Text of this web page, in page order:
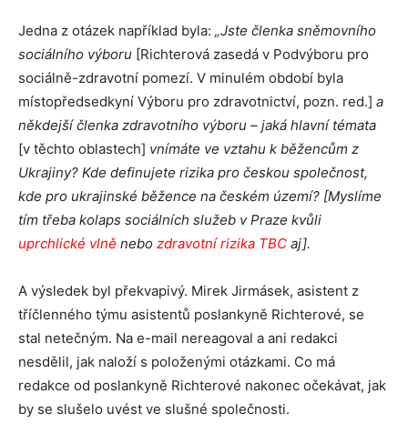
Jedna z otázek například byla: „Jste členka sněmovního
sociálního výboru [Richterová zasedá v Podvýboru pro
sociálně-zdravotní pomezí. V minulém období byla
místopředsedkyní Výboru pro zdravotnictví, pozn. red.] a
někdejší členka zdravotního výboru – jaká hlavní témata
[v těchto oblastech] vnímáte ve vztahu k běžencům z
Ukrajiny? Kde definujete rizika pro českou společnost,
kde pro ukrajinské běžence na českém území? [Myslíme
tím třeba kolaps sociálních služeb v Praze kvůli
uprchlické vlně nebo zdravotní rizika TBC aj].
A výsledek byl překvapivý. Mirek Jirmásek, asistent z
tříčlenného týmu asistentů poslankyně Richterové, se
stal netečným. Na e-mail nereagoval a ani redakci
nesdělil, jak naloží s položenými otázkami. Co má
redakce od poslankyně Richterové nakonec očekávat, jak
by se slušelo uvést ve slušné společnosti.